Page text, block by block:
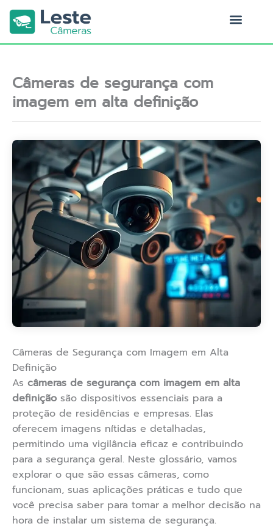
para
conteúdo
Câmeras de segurança com
imagem em alta definição
Câmeras de Segurança com Imagem em Alta
Definição
As câmeras de segurança com imagem em alta
definição são dispositivos essenciais para a
proteção de residências e empresas. Elas
oferecem imagens nítidas e detalhadas,
permitindo uma vigilância eficaz e contribuindo
para a segurança geral. Neste glossário, vamos
explorar o que são essas câmeras, como
funcionam, suas aplicações práticas e tudo que
você precisa saber para tomar a melhor decisão na
hora de instalar um sistema de segurança.